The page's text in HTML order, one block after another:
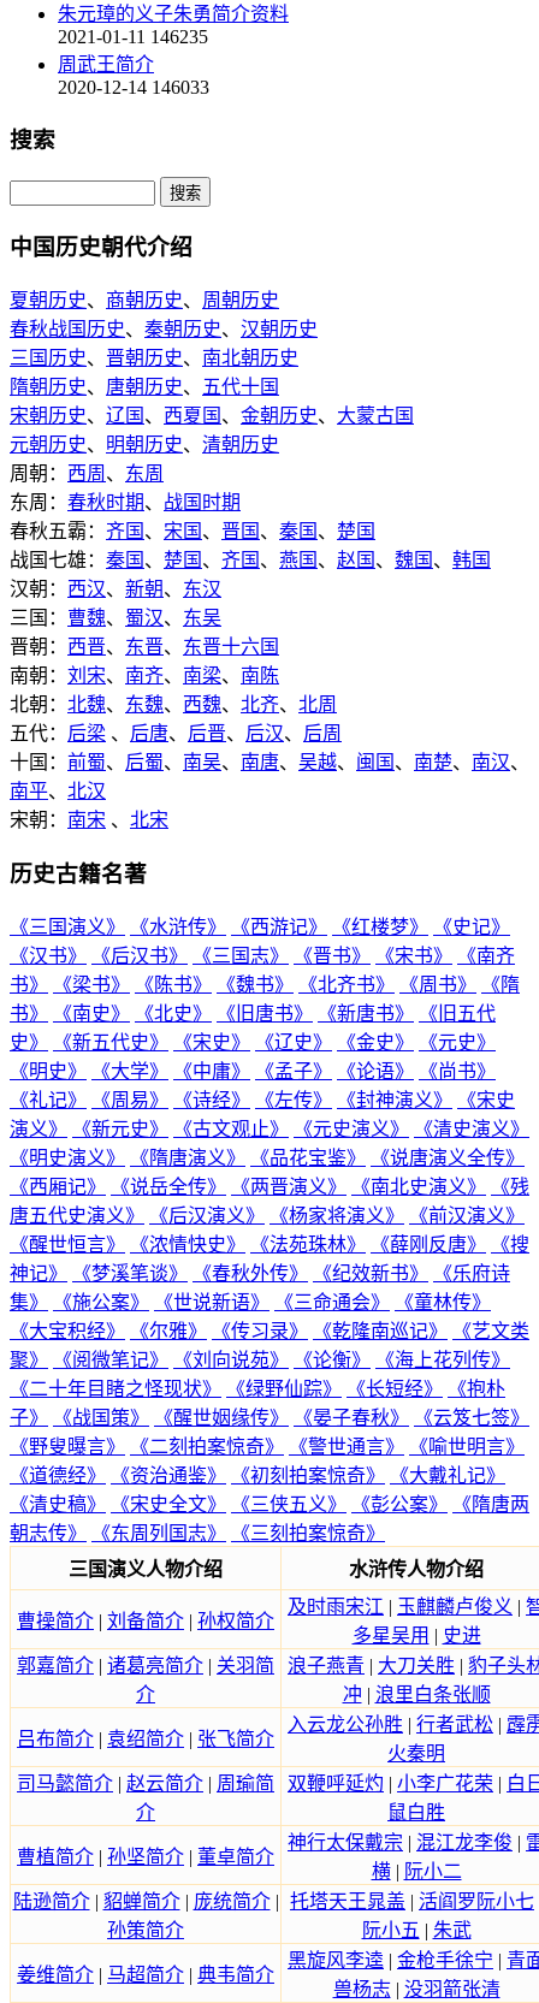
朱元璋的义子朱勇简介资料
2021-01-11 146235
周武王简介
2020-12-14 146033
搜索
中国历史朝代介绍
夏朝历史、 商朝历史、 周朝历史
春秋战国历史、 秦朝历史、 汉朝历史
三国历史、 晋朝历史、 南北朝历史
隋朝历史、 唐朝历史、
五代十国
宋朝历史、 辽国 、 西夏国 、 金朝历史、 大蒙古国
元朝历史、 明朝历史、 清朝历史
周朝： 西周 、 东周
东周： 春秋时期、 战国时期
春秋五霸： 齐国 、 宋国 、 晋国 、 秦国 、 楚国
战国七雄： 秦国 、 楚国 、 齐国 、 燕国 、 赵国 、 魏国 、 韩国
汉朝： 西汉、 新朝、 东汉
三国： 曹魏、 蜀汉、 东吴
晋朝： 西晋、 东晋、 东晋十六国
南朝： 刘宋、 南齐、 南梁、 南陈
北朝： 北魏、 东魏、 西魏、 北齐、 北周
五代： 后梁 、 后唐、 后晋、 后汉、 后周
十国： 前蜀、 后蜀、 南吴、 南唐、 吴越、 闽国 、 南楚、 南汉、
南平、 北汉
宋朝： 南宋 、 北宋
历史古籍名著
《三国演义》 《水浒传》 《西游记》 《红楼梦》
《史记》
《汉书》
《后汉书》 《三国志》 《晋书》 《宋书》
《南齐
书》
《梁书》 《陈书》 《魏书》 《北齐书》 《周书》
《隋
书》
《南史》 《北史》 《旧唐书》 《新唐书》
《旧五代
史》
《新五代史》 《宋史》 《辽史》 《金史》
《元史》
《明史》
《大学》 《中庸》 《孟子》 《论语》
《尚书》
《礼记》
《周易》 《诗经》 《左传》 《封神演义》
《宋史
演义》
《新元史》 《古文观止》 《元史演义》
《清史演义》
《明史演义》
《隋唐演义》 《品花宝鉴》
《说唐演义全传》
《西厢记》
《说岳全传》 《两晋演义》 《南北史演义》
《残
唐五代史演义》
《后汉演义》 《杨家将演义》
《前汉演义》
《醒世恒言》
《浓情快史》 《法苑珠林》 《薛刚反唐》
《搜
神记》
《梦溪笔谈》 《春秋外传》 《纪效新书》
《乐府诗
集》
《施公案》 《世说新语》 《三命通会》
《童林传》
《大宝积经》
《尔雅》 《传习录》 《乾隆南巡记》
《艺文类
聚》
《阅微笔记》 《刘向说苑》 《论衡》
《海上花列传》
《二十年目睹之怪现状》
《绿野仙踪》 《长短经》
《抱朴
子》
《战国策》 《醒世姻缘传》 《晏子春秋》
《云笈七签》
《野叟曝言》
《二刻拍案惊奇》 《警世通言》
《喻世明言》
《道德经》
《资治通鉴》 《初刻拍案惊奇》
《大戴礼记》
《清史稿》
《宋史全文》 《三侠五义》 《彭公案》
《隋唐两
朝志传》
《东周列国志》
《三刻拍案惊奇》
三国演义人物介绍
水浒传人物介绍
曹操简介 | 刘备简介 | 孙权简介
及时雨宋江 | 玉麒麟卢俊义 |
多星吴用 | 史进
郭嘉简介 | 诸葛亮简介 | 关羽简
介
浪子燕青 | 大刀关胜 | 豹子头
冲 | 浪里白条张顺
吕布简介 | 袁绍简介 | 张飞简介
入云龙公孙胜 | 行者武松 | 霹
火秦明
司马懿简介 | 赵云简介 | 周瑜简
介
双鞭呼延灼 | 小李广花荣 | 白
鼠白胜
曹植简介 | 孙坚简介 | 董卓简介
神行太保戴宗 | 混江龙李俊 |
横| 阮小二
陆逊简介| 貂蝉简介| 庞统简介|
孙策简介
托塔天王晁盖 | 活阎罗阮小七
阮小五 | 朱武
姜维简介 | 马超简介 | 典韦简介
黑旋风李逵 | 金枪手徐宁 | 青
兽杨志| 没羽箭张清